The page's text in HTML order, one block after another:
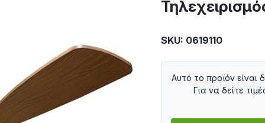
SKU: 0619110
Αυτό το προϊόν είναι
Για να δείτε